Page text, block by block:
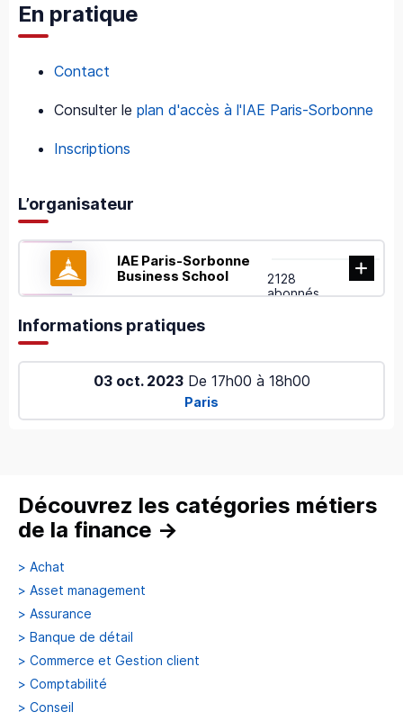
En pratique
Contact
Consulter le plan d'accès à l'IAE Paris-Sorbonne
Inscriptions
L’organisateur
IAE Paris-Sorbonne
Business School
2128
abonnés
Informations pratiques
03 oct. 2023 De 17h00 à 18h00
Paris
Découvrez les catégories métiers
de la finance →
> Achat
> Asset management
> Assurance
> Banque de détail
> Commerce et Gestion client
> Comptabilité
> Conseil